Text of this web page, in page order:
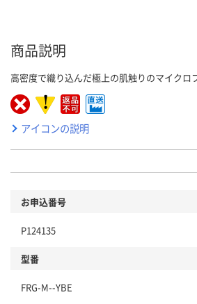
商品説明
高密度で織り込んだ極上の肌触りのマイクロ
アイコンの説明
お申込番号
P124135
型番
FRG-M--YBE